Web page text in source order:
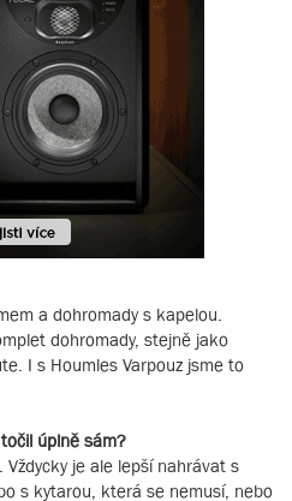
a dohromady s kapelou.
dohromady, stejně jako
I s Houmles Varpouz jsme to
úplně sám?
je ale lepší nahrávat s
s kytarou, která se nemusí, nebo